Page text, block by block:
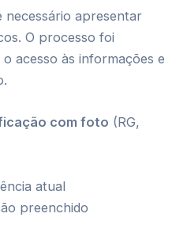
necessário apresentar
O processo foi
acesso às informações e
com foto (RG,
atual
preenchido